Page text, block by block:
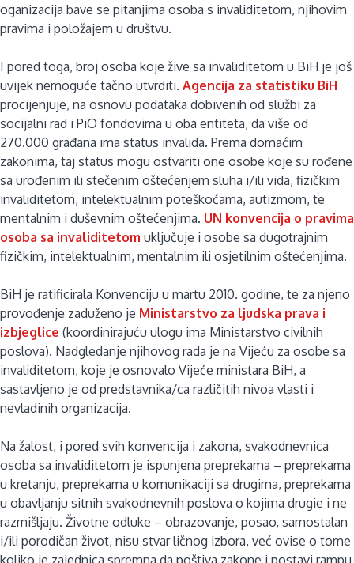
oganizacija bave se pitanjima osoba s invaliditetom, njihovim
pravima i položajem u društvu.
I pored toga, broj osoba koje žive sa invaliditetom u BiH je još
uvijek nemoguće tačno utvrditi. Agencija za statistiku BiH
procijenjuje, na osnovu podataka dobivenih od službi za
socijalni rad i PiO fondovima u oba entiteta, da više od
270.000 građana ima status invalida. Prema domaćim
zakonima, taj status mogu ostvariti one osobe koje su rođene
sa urođenim ili stečenim oštećenjem sluha i/ili vida, fizičkim
invaliditetom, intelektualnim poteškoćama, autizmom, te
mentalnim i duševnim oštećenjima. UN konvencija o pravima
osoba sa invaliditetom uključuje i osobe sa dugotrajnim
fizičkim, intelektualnim, mentalnim ili osjetilnim oštećenjima.
BiH je ratificirala Konvenciju u martu 2010. godine, te za njeno
provođenje zaduženo je Ministarstvo za ljudska prava i
izbjeglice (koordinirajuću ulogu ima Ministarstvo civilnih
poslova). Nadgledanje njihovog rada je na Vijeću za osobe sa
invaliditetom, koje je osnovalo Vijeće ministara BiH, a
sastavljeno je od predstavnika/ca različitih nivoa vlasti i
nevladinih organizacija.
Na žalost, i pored svih konvencija i zakona, svakodnevnica
osoba sa invaliditetom je ispunjena preprekama – preprekama
u kretanju, preprekama u komunikaciji sa drugima, preprekama
u obavljanju sitnih svakodnevnih poslova o kojima drugie i ne
razmišljaju. Životne odluke – obrazovanje, posao, samostalan
i/ili porodičan život, nisu stvar ličnog izbora, već ovise o tome
koliko je zajednica spremna da poštiva zakone i postavi rampu